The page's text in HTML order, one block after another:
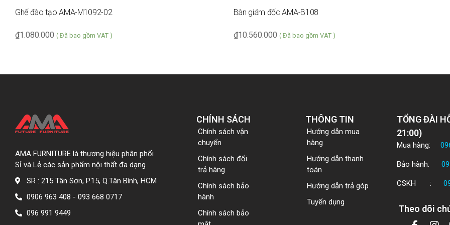
Ghế đào tạo AMA-M1092-02
1.080.000
₫ ( Đã bao gồm VAT )
Bàn giám đốc AMA-B108
10.560.000
₫ ( Đã bao gồm VAT )
AMA FURNITURE là thương hiệu phân phối
Sỉ và Lẻ các sản phẩm nội thất đa dạng
SR : 215 Tân Sơn, P.15, Q.Tân Bình, HCM
0906 963 408 - 093 668 0717
096 991 9449
CHÍNH SÁCH
Chính sách vận
chuyển
Chính sách đổi
trả hàng
Chính sách bảo
hành
Chính sách bảo
THÔNG TIN
Hướng dẫn mua
hàng
Hướng dẫn thanh
toán
Hướng dẫn trả góp
Tuyển dụng
TỔNG ĐÀI
21:00)
Mua hàng:
Bảo hành:
CSKH :
Theo dõi